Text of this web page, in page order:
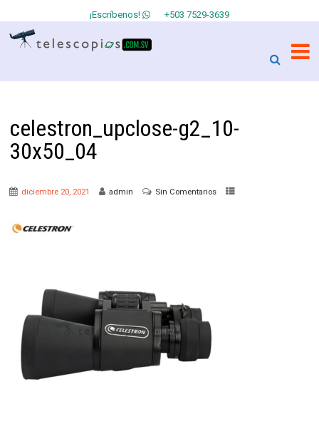
¡Escríbenos! +503 7529-3639
celestron_upclose-g2_10-
30x50_04
diciembre 20, 2021 admin Sin Comentarios